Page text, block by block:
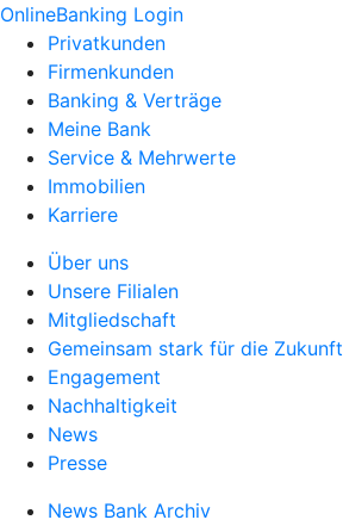
OnlineBanking Login
Privatkunden
Firmenkunden
Banking & Verträge
Meine Bank
Service & Mehrwerte
Immobilien
Karriere
Über uns
Unsere Filialen
Mitgliedschaft
Gemeinsam stark für die Zukunft
Engagement
Nachhaltigkeit
News
Presse
News Bank Archiv